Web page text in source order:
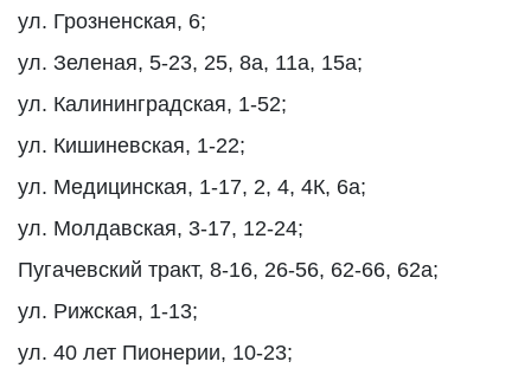
ул. Грозненская, 6;
ул. Зеленая, 5-23, 25, 8а, 11а, 15а;
ул. Калининградская, 1-52;
ул. Кишиневская, 1-22;
ул. Медицинская, 1-17, 2, 4, 4К, 6а;
ул. Молдавская, 3-17, 12-24;
Пугачевский тракт, 8-16, 26-56, 62-66, 62а;
ул. Рижская, 1-13;
ул. 40 лет Пионерии, 10-23;